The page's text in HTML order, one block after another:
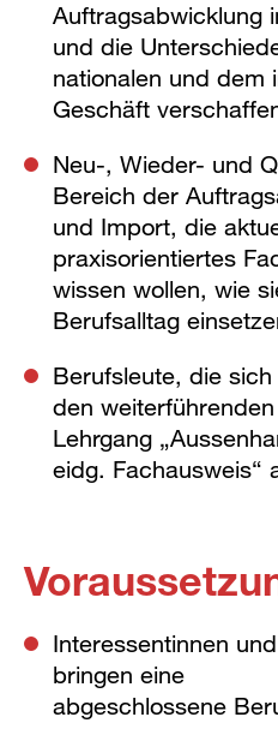
Auftragsabwicklung
und die
nationalen und dem
Geschäft
Neu-, Wieder- und
Bereich der
und Import, die
praxisorientiertes
wissen wollen, wie
Berufsalltag
Berufsleute, die
den weiterführenden
Lehrgang
eidg. Fachausweis“
Interessentinnen
bringen eine
abgeschlossene